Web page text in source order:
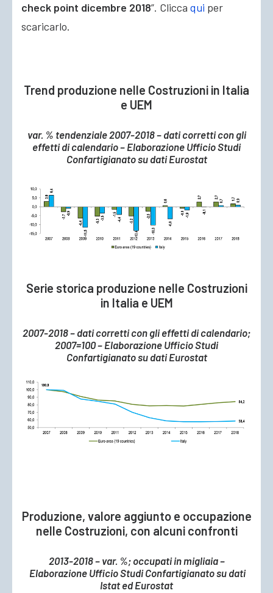
check point dicembre 2018”. Clicca qui per
scaricarlo.
Trend produzione nelle Costruzioni in Italia
e UEM
var. % tendenziale 2007-2018 – dati corretti con gli
effetti di calendario – Elaborazione Ufficio Studi
Confartigianato su dati Eurostat
Serie storica produzione nelle Costruzioni
in Italia e UEM
2007-2018 – dati corretti con gli effetti di calendario;
2007=100 – Elaborazione Ufficio Studi
Confartigianato su dati Eurostat
Produzione, valore aggiunto e occupazione
nelle Costruzioni, con alcuni confronti
2013-2018 – var. %; occupati in migliaia –
Elaborazione Ufficio Studi Confartigianato su dati
Istat ed Eurostat